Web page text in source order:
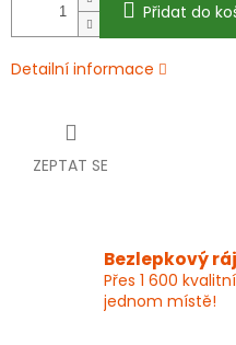
Přidat do
Detailní informace
ZEPTAT SE
Bezlepkový ráj
Přes 1 600
jednom místě!